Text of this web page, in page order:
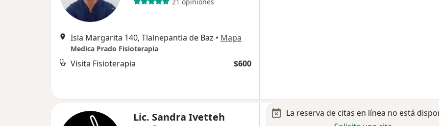
Isla Margarita 140, Tlalnepantla de Baz • Mapa
Medica Prado Fisioterapia
Visita Fisioterapia $600
Lic. Sandra Ivetteh
La reserva de citas en línea no está